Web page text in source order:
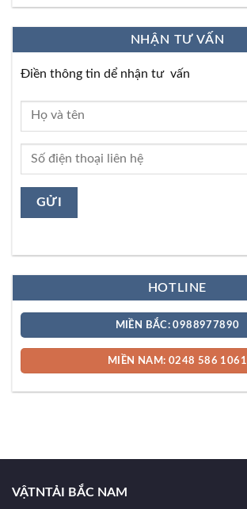
NHẬN TƯ VẤN
Điền thông tin dể nhận tư vấn
HOTLINE
MIỀN BẮC: 0988977890
MIỀN NAM: 0248 586 1061
VẬTNTẢI BẮC NAM